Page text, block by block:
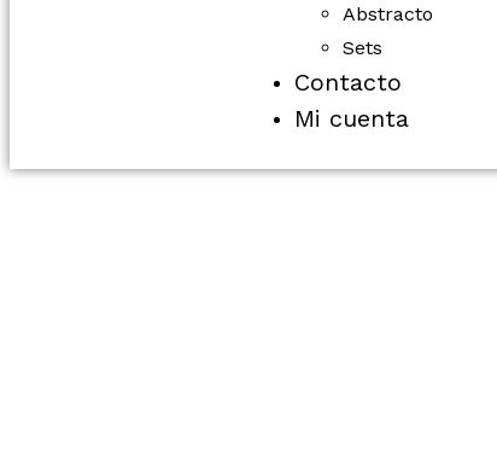
Abstracto
Sets
Contacto
Mi cuenta